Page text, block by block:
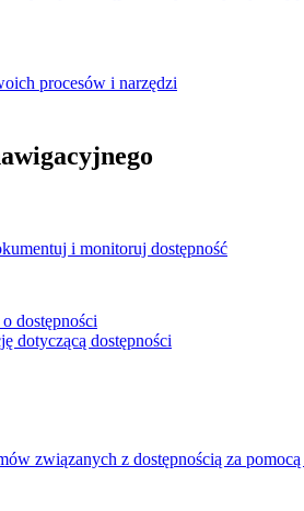
procesów i narzędzi
i monitoruj dostępność
dostępności
dotyczącą dostępności
związanych z dostępnością za